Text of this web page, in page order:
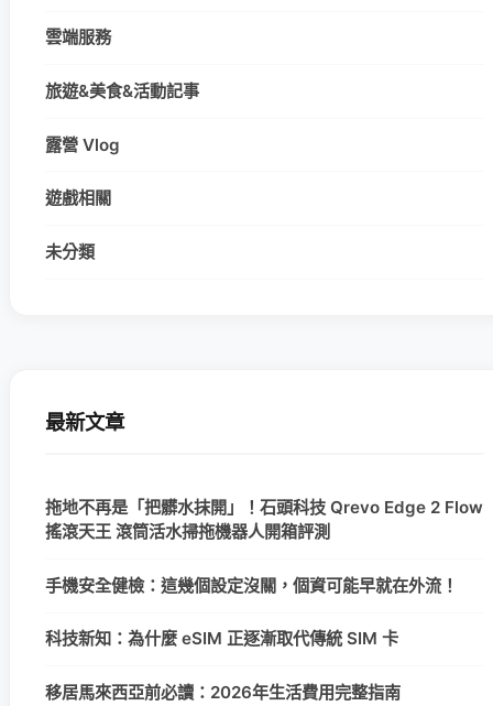
雲端服務
旅遊&美食&活動記事
露營 Vlog
遊戲相關
未分類
最新文章
拖地不再是「把髒水抹開」！石頭科技 Qrevo Edge 2 Flow
搖滾天王 滾筒活水掃拖機器人開箱評測
手機安全健檢：這幾個設定沒關，個資可能早就在外流！
科技新知：為什麼 eSIM 正逐漸取代傳統 SIM 卡
移居馬來西亞前必讀：2026年生活費用完整指南